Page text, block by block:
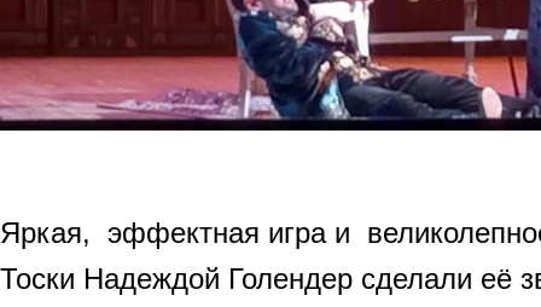
Яркая, эффектная игра и
Тоски Надеждой Голендер сделали её